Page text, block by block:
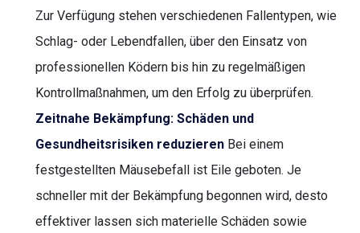
Zur Verfügung stehen verschiedenen Fallentypen, wie
Schlag- oder Lebendfallen, über den Einsatz von
professionellen Ködern bis hin zu regelmäßigen
Kontrollmaßnahmen, um den Erfolg zu überprüfen.
Zeitnahe Bekämpfung: Schäden und
Gesundheitsrisiken reduzieren Bei einem
festgestellten Mäusebefall ist Eile geboten. Je
schneller mit der Bekämpfung begonnen wird, desto
effektiver lassen sich materielle Schäden sowie